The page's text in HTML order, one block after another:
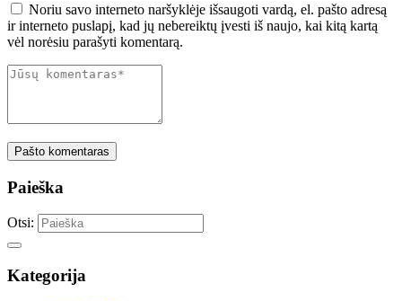
Noriu savo interneto naršyklėje išsaugoti vardą, el. pašto adresą
ir interneto puslapį, kad jų nebereiktų įvesti iš naujo, kai kitą kartą
vėl norėsiu parašyti komentarą.
Pašto komentaras
Paieška
Otsi:
Kategorija